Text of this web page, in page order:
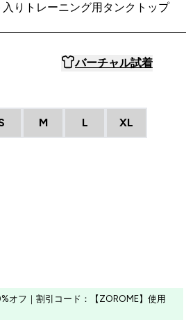
りトレーニング用タンクトップ
バーチャル試着
M L XL
オフ｜割引コード：【ZOROME】使用